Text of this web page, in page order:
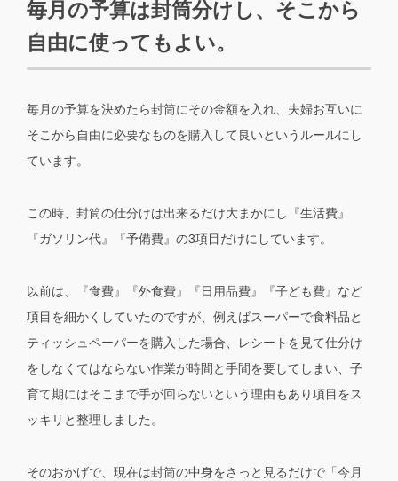
毎月の予算は封筒分けし、そこから
自由に使ってもよい。
毎月の予算を決めたら封筒にその金額を入れ、夫婦お互いに
そこから自由に必要なものを購入して良いというルールにし
ています。
この時、封筒の仕分けは出来るだけ大まかにし『生活費』
『ガソリン代』『予備費』の3項目だけにしています。
以前は、『食費』『外食費』『日用品費』『子ども費』など
項目を細かくしていたのですが、例えばスーパーで食料品と
ティッシュペーパーを購入した場合、レシートを見て仕分け
をしなくてはならない作業が時間と手間を要してしまい、子
育て期にはそこまで手が回らないという理由もあり項目をス
ッキリと整理しました。
そのおかげで、現在は封筒の中身をさっと見るだけで「今月